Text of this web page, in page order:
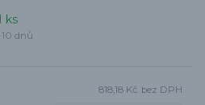
ks
dnů
818,18 Kč bez DPH